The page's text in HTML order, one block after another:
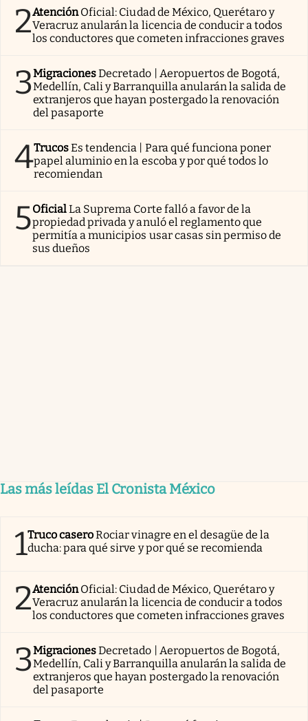
2AtenciónOficial: Ciudad de México, Querétaro y
Veracruz anularán la licencia de conducir a todos
los conductores que cometen infracciones graves
3MigracionesDecretado | Aeropuertos de Bogotá,
Medellín, Cali y Barranquilla anularán la salida de
extranjeros que hayan postergado la renovación
del pasaporte
4TrucosEs tendencia | Para qué funciona poner
papel aluminio en la escoba y por qué todos lo
recomiendan
5OficialLa Suprema Corte falló a favor de la
propiedad privada y anuló el reglamento que
permitía a municipios usar casas sin permiso de
sus dueños
Las más leídas El Cronista México
1Truco caseroRociar vinagre en el desagüe de la
ducha: para qué sirve y por qué se recomienda
2AtenciónOficial: Ciudad de México, Querétaro y
Veracruz anularán la licencia de conducir a todos
los conductores que cometen infracciones graves
3MigracionesDecretado | Aeropuertos de Bogotá,
Medellín, Cali y Barranquilla anularán la salida de
extranjeros que hayan postergado la renovación
del pasaporte